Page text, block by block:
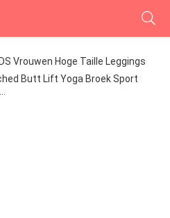
Vrouwen Hoge Taille Leggings
Butt Lift Yoga Broek Sport